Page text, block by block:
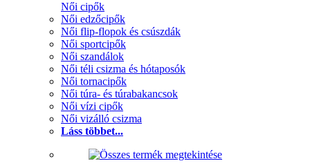
Női cipők
Női edzőcipők
Női flip-flopok és csúszdák
Női sportcipők
Női szandálok
Női téli csizma és hótaposók
Női tornacipők
Női túra- és túrabakancsok
Női vízi cipők
Női vizálló csizma
Láss többet...